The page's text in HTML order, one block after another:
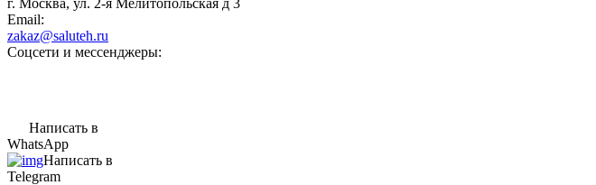
г. Москва, ул. 2-я Мелитопольская д 3
Email:
zakaz@saluteh.ru
Соцсети и мессенджеры:
Написать в
WhatsApp
Написать в
Telegram